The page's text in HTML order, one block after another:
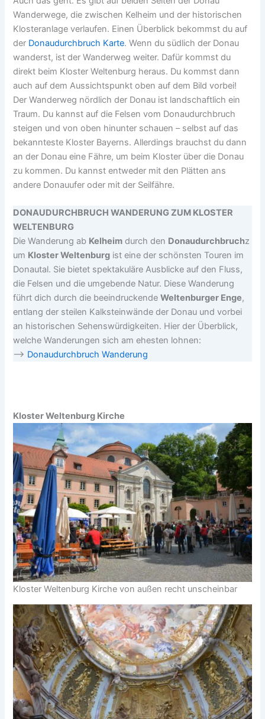
Wanderwege, die zwischen Kelheim und der historischen
Klosteranlage verlaufen. Einen Überblick bekommst du auf
der Donaudurchbruch Karte. Wenn du südlich der Donau
wanderst, ist der Wanderweg weiter. Dafür kommst du
direkt beim Kloster Weltenburg heraus. Du kommst dann
auch auf dem Aussichtspunkt oben auf dem Bild vorbei!
Der Wanderweg nördlich der Donau ist landschaftlich ein
Traum. Du kannst auf die Felsen vom Donaudurchbruch
steigen und von oben hinunter schauen – selbst auf das
bekannteste Kloster Bayerns. Allerdings brauchst du dann
an der Donau eine Fähre, um beim Kloster über die Donau
zu kommen. Du kannst entweder mit den Plätten ans
andere Donauufer oder mit der Seilfähre.
DONAUDURCHBRUCH WANDERUNG ZUM KLOSTER
WELTENBURG
Die Wanderung ab Kelheim durch den Donaudurchbruchz
um Kloster Weltenburg ist eine der schönsten Touren im
Donautal. Sie bietet spektakuläre Ausblicke auf den Fluss,
die Felsen und die umgebende Natur. Diese Wanderung
führt dich durch die beeindruckendeWeltenburger Enge,
entlang der steilen Kalksteinwände der Donau und vorbei
an historischen Sehenswürdigkeiten. Hier der Überblick,
welche Wanderungen sich am ehesten lohnen:
–> Donaudurchbruch Wanderung
Kloster Weltenburg Kirche
Kloster Weltenburg Kirche von außen recht unscheinbar